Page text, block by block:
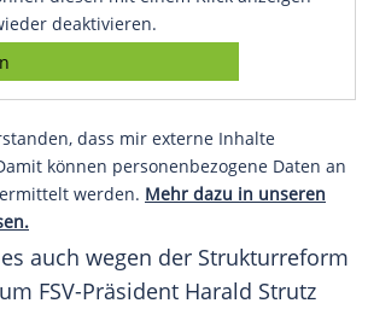
deaktivieren.
dass mir externe Inhalte
können personenbezogene Daten an
werden. Mehr dazu in unseren
auch wegen der Strukturreform
FSV-Präsident Harald Strutz